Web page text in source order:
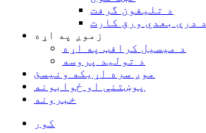
د تلیفون گرفت
د درې بعدي ورق کارت
زموږ په اړه
د میسیل کرافټ په اړه
د تولید پروسه
موږ سره اړیکه ونیسئ
پوښتنې او ځوابونه
خبرونه
کور